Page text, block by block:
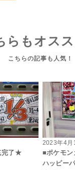
らもオスス
完了★
2023年4月
■ポケモン
ハッピー